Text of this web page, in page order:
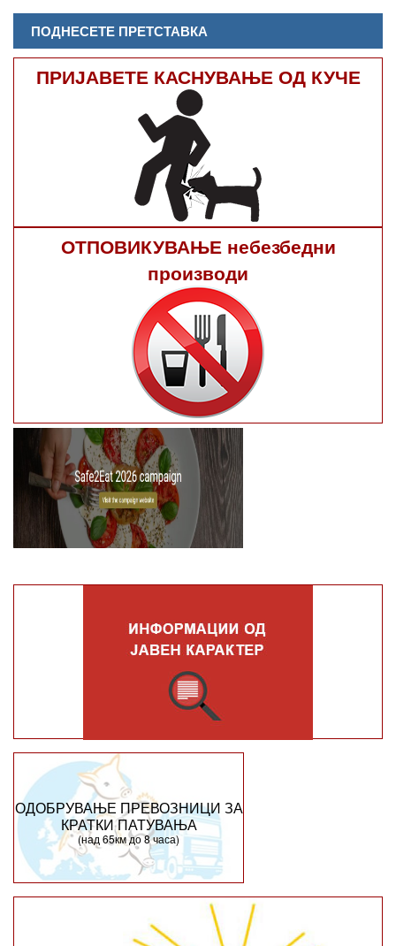
ПОДНЕСЕТЕ ПРЕТСТАВКА
ПРИЈАВЕТЕ КАСНУВАЊЕ ОД КУЧЕ
ОТПОВИКУВАЊЕ небезбедни
производи
ОДОБРУВАЊЕ ПРЕВОЗНИЦИ ЗА
КРАТКИ ПАТУВАЊА
(над 65км до 8 часа)